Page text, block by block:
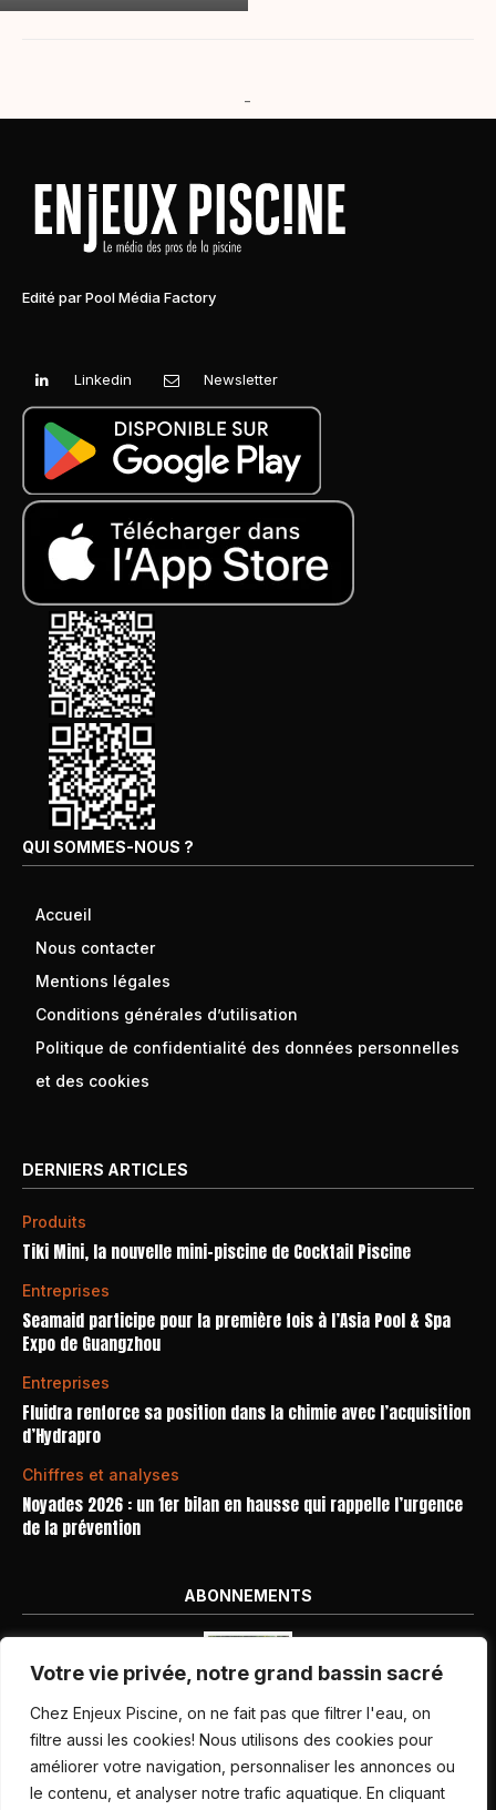
Votre vie privée, notre grand bassin sacré
Chez Enjeux Piscine, on ne fait pas que filtrer l'eau, on
filtre aussi les cookies! Nous utilisons des cookies pour
améliorer votre navigation, personnaliser les annonces ou
le contenu, et analyser notre trafic aquatique. En cliquant
-
Edité par Pool Média Factory
Linkedin Newsletter
QUI SOMMES-NOUS ?
Accueil
Nous contacter
Mentions légales
Conditions générales d’utilisation
Politique de confidentialité des données personnelles
et des cookies
DERNIERS ARTICLES
Produits
Tiki Mini, la nouvelle mini-piscine de Cocktail Piscine
Entreprises
Seamaid participe pour la première fois à l’Asia Pool & Spa
Expo de Guangzhou
Entreprises
Fluidra renforce sa position dans la chimie avec l’acquisition
d’Hydrapro
Chiffres et analyses
Noyades 2026 : un 1er bilan en hausse qui rappelle l’urgence
de la prévention
ABONNEMENTS
Nos dernières parutions